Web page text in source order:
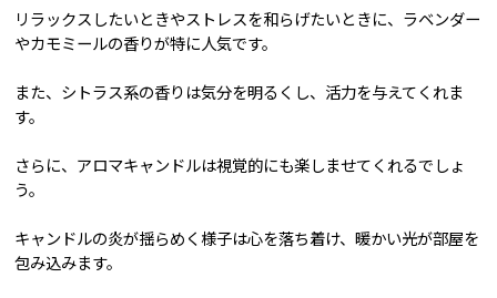
リラックスしたいときやストレスを和らげたいときに、ラベンダー
やカモミールの香りが特に人気です。
また、シトラス系の香りは気分を明るくし、活力を与えてくれま
す。
さらに、アロマキャンドルは視覚的にも楽しませてくれるでしょ
う。
キャンドルの炎が揺らめく様子は心を落ち着け、暖かい光が部屋を
包み込みます。